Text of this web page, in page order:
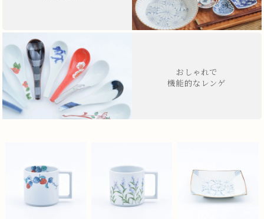
おしゃれで
機能的なレンゲ